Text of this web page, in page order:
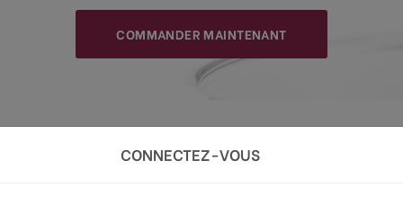
COMMANDER MAINTENANT
toutes nos
CONNECTEZ-VOUS